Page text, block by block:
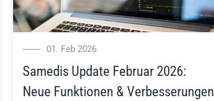
01. Feb 2026
Samedis Update Februar 2026:
Neue Funktionen & Verbesserungen